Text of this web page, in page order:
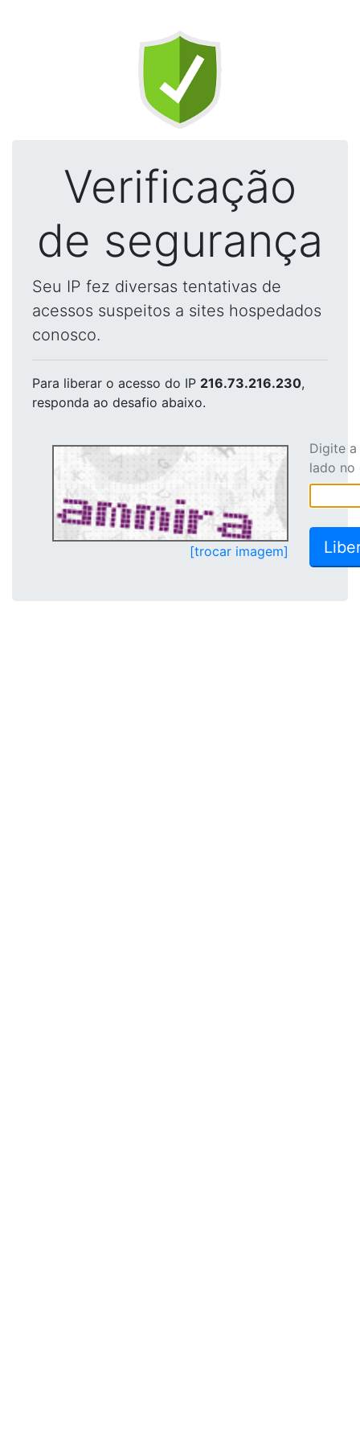
Verificação
de segurança
Seu IP fez diversas tentativas de
acessos suspeitos a sites hospedados
conosco.
Para liberar o acesso do IP 216.73.216.230,
responda ao desafio abaixo.
[trocar imagem]
Digite
lado no